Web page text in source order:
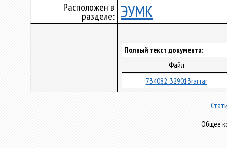
Расположен в
разделе: ЭУМК
Полный текст документа:
Файл
734082_329013rar.rar
Общее